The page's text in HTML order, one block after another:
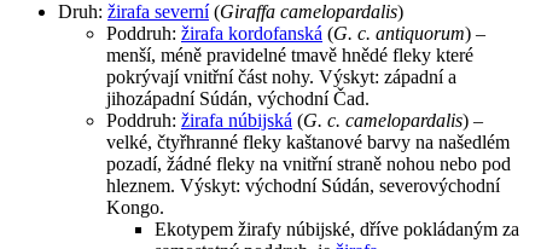
Druh: žirafa severní (Giraffa camelopardalis)
Poddruh: žirafa kordofanská (G. c. antiquorum) –
menší, méně pravidelné tmavě hnědé fleky které
pokrývají vnitřní část nohy. Výskyt: západní a
jihozápadní Súdán, východní Čad.
Poddruh: žirafa núbijská (G. c. camelopardalis) –
velké, čtyřhranné fleky kaštanové barvy na našedlém
pozadí, žádné fleky na vnitřní straně nohou nebo pod
hleznem. Výskyt: východní Súdán, severovýchodní
Kongo.
Ekotypem žirafy núbijské, dříve pokládaným za